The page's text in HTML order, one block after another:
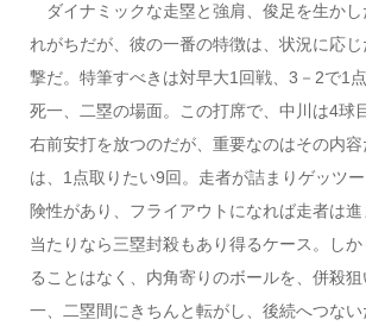
ダイナミックな走塁と強肩、俊足を生かし
れがちだが、彼の一番の特徴は、状況に応
撃だ。特筆すべきは対早大1回戦、3－2で1
死一、二塁の場面。この打席で、中川は4球
右前安打を放つのだが、重要なのはその内
は、1点取りたい9回。走者が詰まりゲッツ
険性があり、フライアウトになれば走者は
当たりなら三塁封殺もあり得るケース。し
ることはなく、内角寄りのボールを、併殺
一、二塁間にきちんと転がし、後続へつな